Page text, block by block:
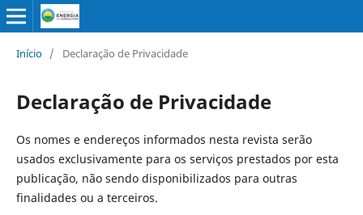
Início / Declaração de Privacidade
Declaração de Privacidade
Os nomes e endereços informados nesta revista serão
usados exclusivamente para os serviços prestados por esta
publicação, não sendo disponibilizados para outras
finalidades ou a terceiros.